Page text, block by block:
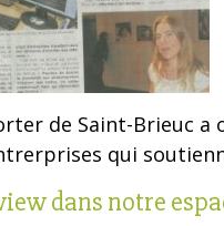
de Saint-Brieuc a
qui
dans notre